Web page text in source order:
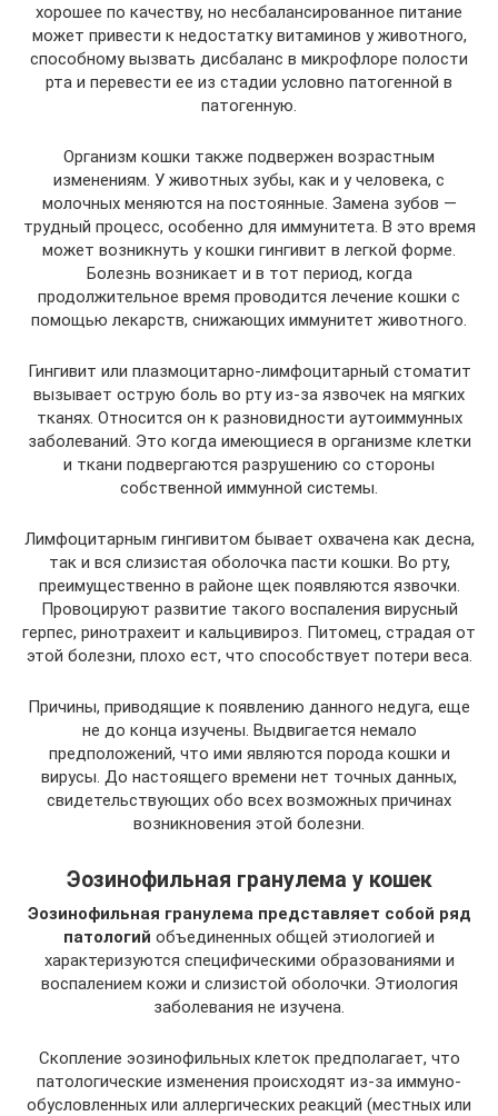
хорошее по качеству, но несбалансированное питание
может привести к недостатку витаминов у животного,
способному вызвать дисбаланс в микрофлоре полости
рта и перевести ее из стадии условно патогенной в
патогенную.
Организм кошки также подвержен возрастным
изменениям. У животных зубы, как и у человека, с
молочных меняются на постоянные. Замена зубов —
трудный процесс, особенно для иммунитета. В это время
может возникнуть у кошки гингивит в легкой форме.
Болезнь возникает и в тот период, когда
продолжительное время проводится лечение кошки с
помощью лекарств, снижающих иммунитет животного.
Гингивит или плазмоцитарно-лимфоцитарный стоматит
вызывает острую боль во рту из-за язвочек на мягких
тканях. Относится он к разновидности аутоиммунных
заболеваний. Это когда имеющиеся в организме клетки
и ткани подвергаются разрушению со стороны
собственной иммунной системы.
Лимфоцитарным гингивитом бывает охвачена как десна,
так и вся слизистая оболочка пасти кошки. Во рту,
преимущественно в районе щек появляются язвочки.
Провоцируют развитие такого воспаления вирусный
герпес, ринотрахеит и кальцивироз. Питомец, страдая от
этой болезни, плохо ест, что способствует потери веса.
Причины, приводящие к появлению данного недуга, еще
не до конца изучены. Выдвигается немало
предположений, что ими являются порода кошки и
вирусы. До настоящего времени нет точных данных,
свидетельствующих обо всех возможных причинах
возникновения этой болезни.
Эозинофильная гранулема у кошек
Эозинофильная гранулема представляет собой ряд
патологий объединенных общей этиологией и
характеризуются специфическими образованиями и
воспалением кожи и слизистой оболочки. Этиология
заболевания не изучена.
Скопление эозинофильных клеток предполагает, что
патологические изменения происходят из-за иммуно-
обусловленных или аллергических реакций (местных или